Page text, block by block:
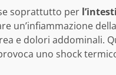
soprattutto per
un’infiammazione
e dolori addominali.
uno shock